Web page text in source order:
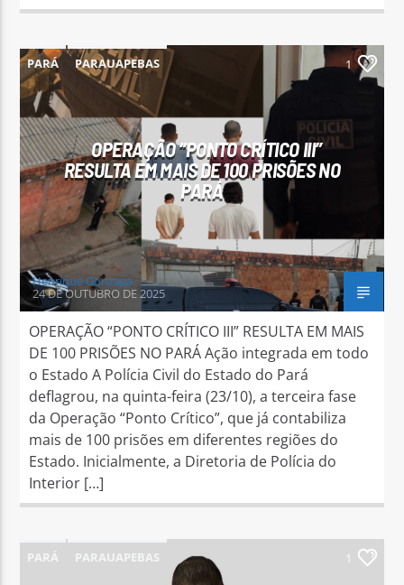
PARÁ PARAUAPEBAS 1
OPERAÇÃO “PONTO CRÍTICO III”
RESULTA EM MAIS DE 100 PRISÕES NO
PARÁ
Henrique Gonzaga
24 DE OUTUBRO DE 2025
OPERAÇÃO “PONTO CRÍTICO III” RESULTA EM MAIS
DE 100 PRISÕES NO PARÁ Ação integrada em todo
o Estado A Polícia Civil do Estado do Pará
deflagrou, na quinta-feira (23/10), a terceira fase
da Operação “Ponto Crítico”, que já contabiliza
mais de 100 prisões em diferentes regiões do
Estado. Inicialmente, a Diretoria de Polícia do
Interior […]
PARÁ PARAUAPEBAS 1